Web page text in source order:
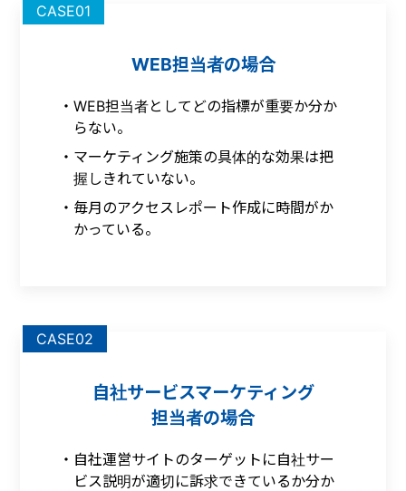
CASE01
WEB担当者の場合
WEB担当者としてどの指標が重要か分か
らない。
マーケティング施策の具体的な効果は把
握しきれていない。
毎月のアクセスレポート作成に時間がか
かっている。
CASE02
自社サービスマーケティング
担当者の場合
自社運営サイトのターゲットに自社サー
ビス説明が適切に訴求できているか分か